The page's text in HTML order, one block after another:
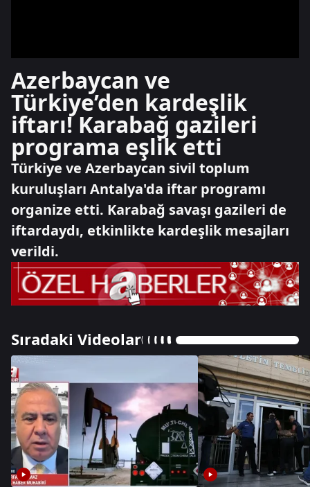
Azerbaycan ve
Türkiye’den kardeşlik
iftarı! Karabağ gazileri
programa eşlik etti
Türkiye ve Azerbaycan sivil toplum
kuruluşları Antalya'da iftar programı
organize etti. Karabağ savaşı gazileri de
iftardaydı, etkinlikte kardeşlik mesajları
verildi.
Sıradaki Videolar